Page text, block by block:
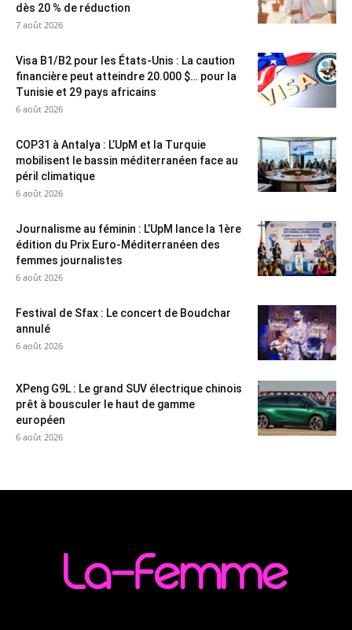
dès 20 % de réduction
7 août 2026
Visa B1/B2 pour les États-Unis : La caution
financière peut atteindre 20.000 $… pour la
Tunisie et 29 pays africains
6 août 2026
COP31 à Antalya : L’UpM et la Turquie
mobilisent le bassin méditerranéen face au
péril climatique
6 août 2026
Journalisme au féminin : L’UpM lance la 1ère
édition du Prix Euro-Méditerranéen des
femmes journalistes
6 août 2026
Festival de Sfax : Le concert de Boudchar
annulé
6 août 2026
XPeng G9L : Le grand SUV électrique chinois
prêt à bousculer le haut de gamme
européen
6 août 2026